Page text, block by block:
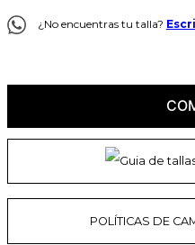
¿No encuentras tu talla?
POLÍTICAS DE